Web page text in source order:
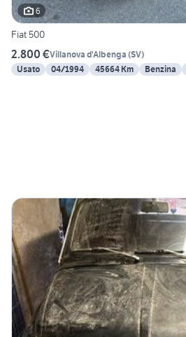
6
Fiat 500
2.800 €Villanova d'Albenga (SV)
Usato
04/1994 45664 Km Benzina